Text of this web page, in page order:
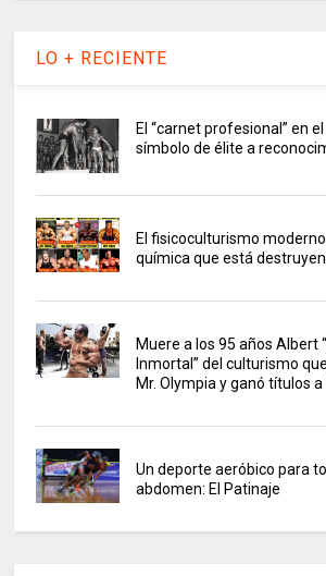
LO + RECIENTE
El “carnet profesional” en
símbolo de élite a
El fisicoculturismo
química que está
Muere a los 95 años Albert
Inmortal” del culturismo
Mr. Olympia y ganó títulos a
Un deporte aeróbico para
abdomen: El Patinaje